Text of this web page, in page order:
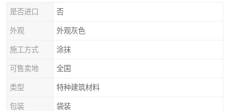
是否进口 否
外观 外观灰色
施工方式 涂抹
可售卖地 全国
类型 特种建筑材料
包装 袋装